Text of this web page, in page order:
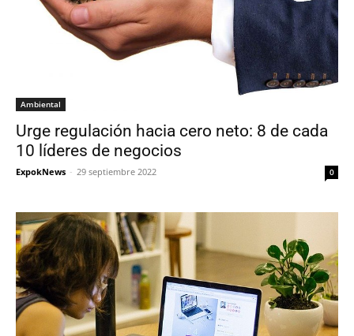
Ambiental
Urge regulación hacia cero neto: 8 de cada
10 líderes de negocios
ExpokNews - 29 septiembre 2022 0